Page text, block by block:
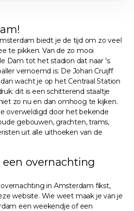
biedt je de tijd om zo veel
te pikken. Van de zo mooi
Dam tot het stadion dat naar 's
vernoemd is: De Johan Cruijff
wacht je op het Centraal Station
dit is een schitterend staaltje
zo nu en dan omhoog te kijken.
overweldigd door het bekende
gebouwen, grachten, trams,
uit alle uithoeken van de
overnachting
in Amsterdam fikst,
website. Wie weet maak je van je
een weekendje of een